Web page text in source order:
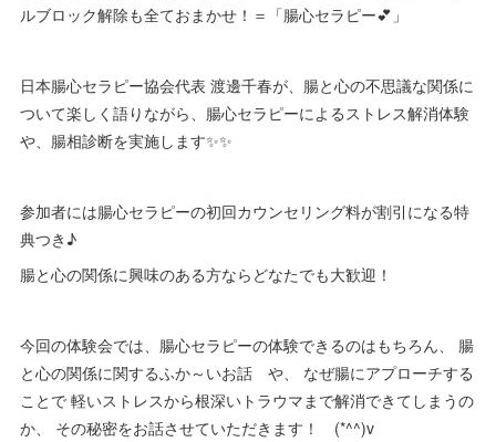
ルブロック解除も全ておまかせ！＝「腸心セラピー💕」
日本腸心セラピー協会代表 渡邊千春が、腸と心の不思議な関係に
ついて楽しく語りながら、腸心セラピーによるストレス解消体験
や、腸相診断を実施します✨✨
参加者には腸心セラピーの初回カウンセリング料が割引になる特
典つき♪
腸と心の関係に興味のある方ならどなたでも大歓迎！
今回の体験会では、腸心セラピーの体験できるのはもちろん、 腸
と心の関係に関するふか～いお話 や、 なぜ腸にアプローチする
ことで 軽いストレスから根深いトラウマまで解消できてしまうの
か、 その秘密をお話させていただきます！ (*^^)v